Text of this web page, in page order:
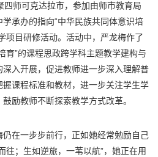
四师可克达拉市，参加由师市教育局
承办的指向“中华民族共同体意识培
项目研修活动。活动中，严龙梅作了
育”的课程思政跨学科主题教学建构与
入开展，促进教师进一步深入理解普
课程标准和教材，进一步关注学生学
励教师不断探索教学方式改革。
在一步步前行，正如她经常勉励自己
往；生如逆旅，一苇以航”，她正在用